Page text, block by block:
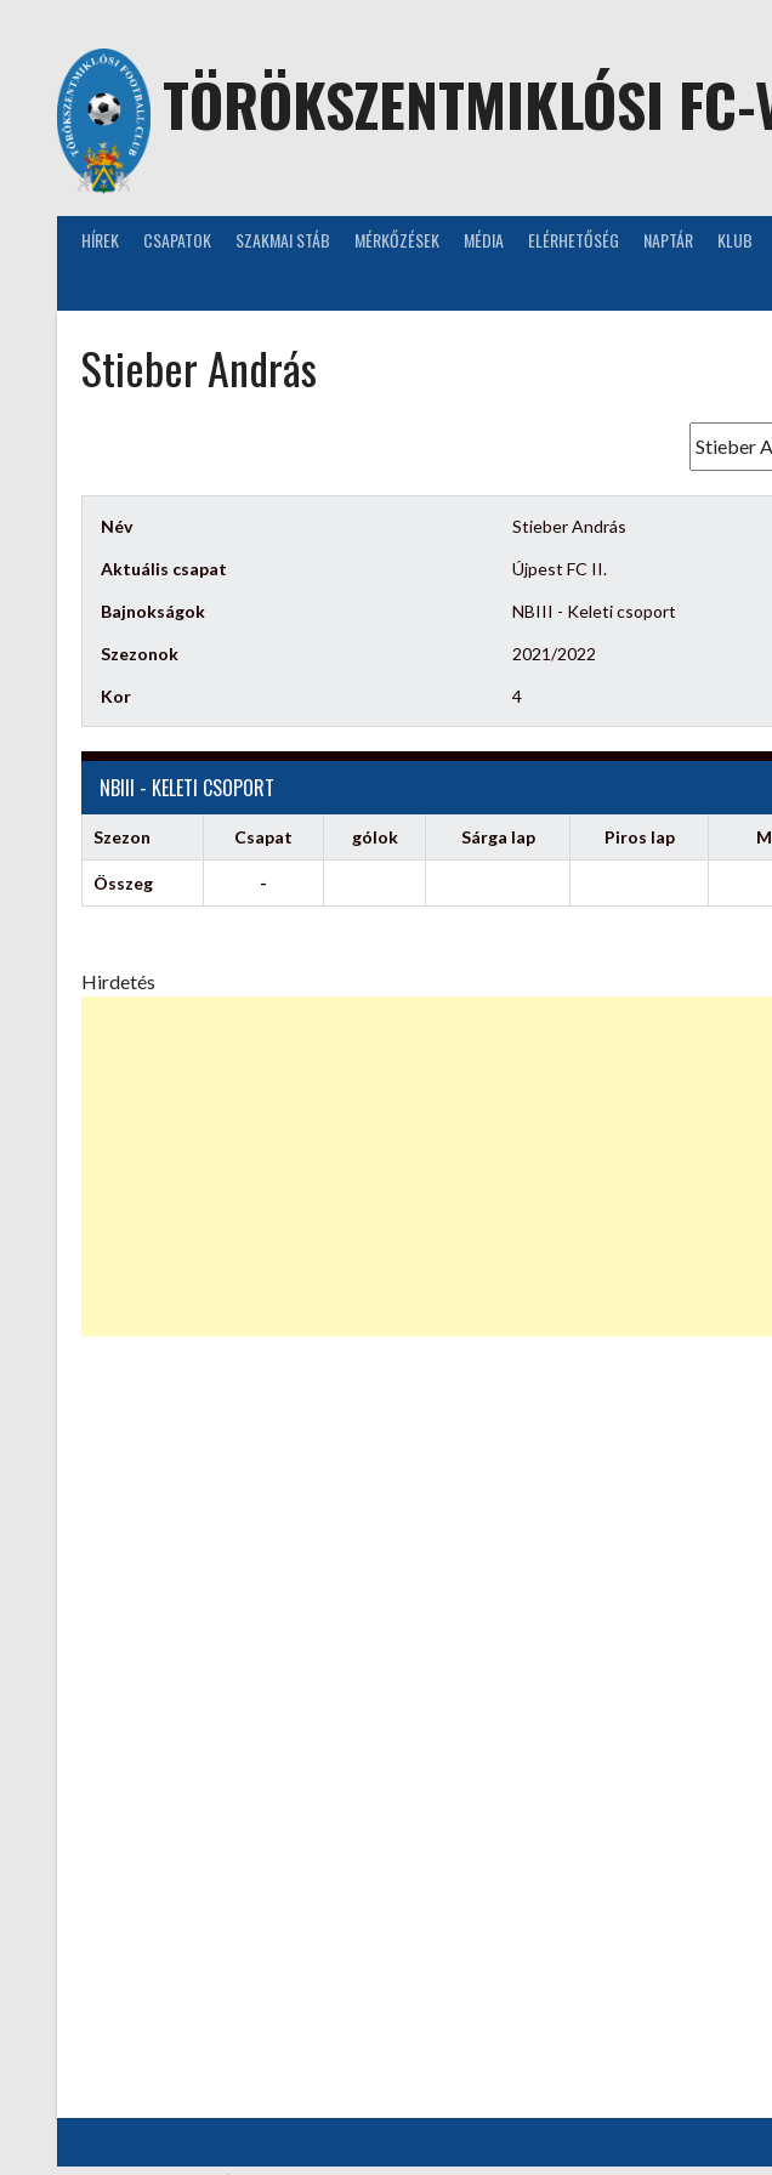
TÖRÖKSZENTMIKLÓSI
HÍREK CSAPATOK SZAKMAI STÁB MÉRKŐZÉSEK MÉDIA ELÉRHETŐSÉG NAPTÁR KLUB
Stieber András
Név Stieber András
Aktuális csapat Újpest FC II.
Bajnokságok NBIII - Keleti csoport
Szezonok 2021/2022
Kor 4
NBIII - KELETI CSOPORT
Szezon Csapat gólok Sárga lap Piros lap
Összeg -
Hirdetés